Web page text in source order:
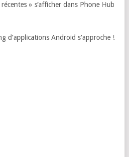
» s’afficher dans Phone Hub